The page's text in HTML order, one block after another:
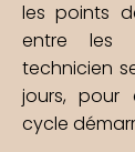
les points
entre les
technicien
jours, pour
cycle